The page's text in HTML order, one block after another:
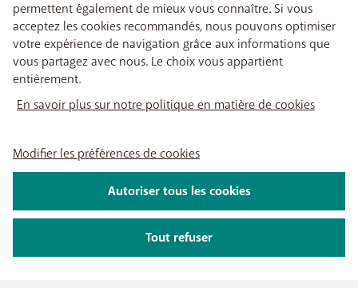
permettent également de mieux vous connaître. Si vous
acceptez les cookies recommandés, nous pouvons optimiser
votre expérience de navigation grâce aux informations que
vous partagez avec nous. Le choix vous appartient
entièrement.
En savoir plus sur notre politique en matière de cookies
Modifier les préférences de cookies
Tout refuser
Autoriser tous les cookies